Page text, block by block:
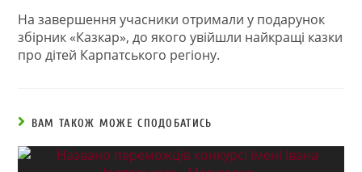
На завершення учасники отримали у подарунок
збірник «Казкар», до якого увійшли найкращі казки
про дітей Карпатського регіону.
ВАМ ТАКОЖ МОЖЕ СПОДОБАТИСЬ